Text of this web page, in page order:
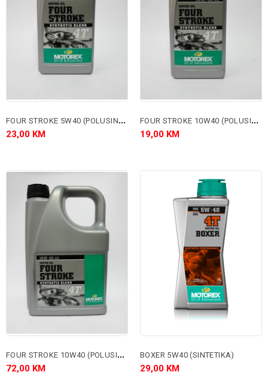
F
OUR STROKE 5W40 (POLUSINTETIKA)
23,00 KM
F
OUR STROKE 10W40 (POLUSINTETIKA)
19,00 KM
F
OUR STROKE 10W40 (POLUSINTETIKA)
72,00 KM
BOXER 5W40 (SINTETIKA)
29,00 KM